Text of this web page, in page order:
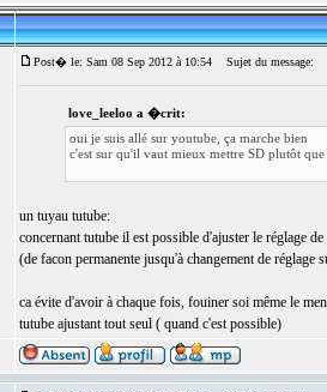
Post� le: Sam 08 Sep 2012 à 10:54 Sujet du message:
love_leeloo a �crit:
oui je suis allé sur youtube, ça marche bien
c'est sur qu'il vaut mieux mettre SD plutôt
un tuyau tutube:
concernant tutube il est possible d'ajuster le réglage
(de facon permanente jusqu'à changement de réglage
ca évite d'avoir à chaque fois, fouiner soi même le
tutube ajustant tout seul ( quand c'est possible)